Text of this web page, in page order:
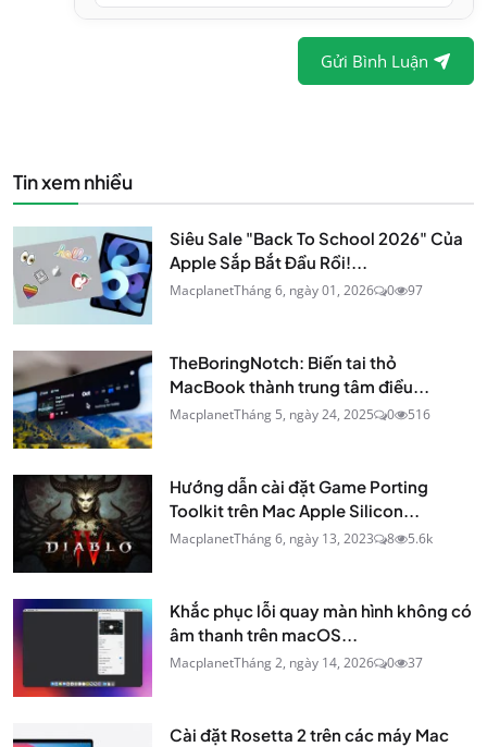
Gửi Bình Luận
Tin xem nhiều
Siêu Sale "Back To School 2026" Của
Apple Sắp Bắt Đầu Rồi!...
MacplanetTháng 6, ngày 01, 2026 0 97
TheBoringNotch: Biến tai thỏ
MacBook thành trung tâm điều...
MacplanetTháng 5, ngày 24, 2025 0 516
Hướng dẫn cài đặt Game Porting
Toolkit trên Mac Apple Silicon...
MacplanetTháng 6, ngày 13, 2023 8 5.6k
Khắc phục lỗi quay màn hình không có
âm thanh trên macOS...
MacplanetTháng 2, ngày 14, 2026 0 37
Cài đặt Rosetta 2 trên các máy Mac